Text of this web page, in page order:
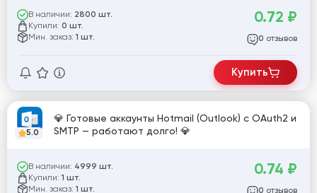
В наличии: 2800 шт.
Купили: 0 шт.
Мин. заказ: 1 шт.
0.72 ₽
0 отзывов
Купить
5.0
💎 Готовые аккаунты Hotmail (Outlook) с OAuth2 и
SMTP — работают долго! 💎
В наличии: 4999 шт.
Купили: 1 шт.
Мин. заказ: 1 шт.
0.74 ₽
0 отзывов